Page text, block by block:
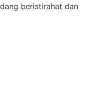
beristirahat dan